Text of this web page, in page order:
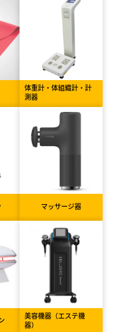
体重計・体組織計・計
測器
マッサージ器
美容機器（エステ機
器）